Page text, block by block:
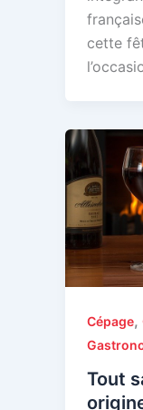
cette
Cépage,
Tout